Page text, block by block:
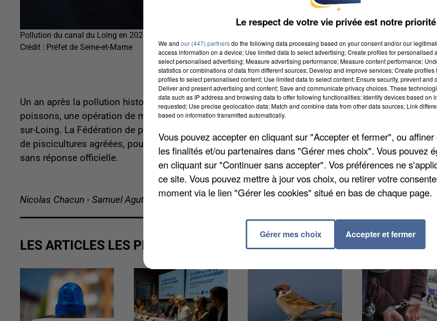
Pollution du canal du Loing en 2024
Crédit : Préfet de Seine-et-Marne
Un an après la pollution historique du canal du Loing qui avait causé la mort de sept tonnes de
poissons, une opération de massive de lâcher de poissons est prévue pour ce 3 décembre
sur-Loing. La Fédération de pêche de Seine-et-Marne va introduire trois tonnes de poissons
de piscicultures agréées, pour un coût de 20.000 euros. L'enquête sur l'origine de cette pollution
sans réponse officielle.
Nicolas Chacun - Samuel Agutter
LES ARTICLES LES PLUS VUS
Le respect de votre vie privée est notre priorité
We and our (447) partnersdo the following data processing based on your consent and/or our
access information on a device; Use limited data to select advertising; Create profiles for personalised
select personalised advertising; Measure advertising performance; Measure content performance;
statistics or combinations of data from different sources; Develop and improve services; Create
profiles to select personalised content; Use limited data to select content; Ensure security, prevent and
Deliver and present advertising and content; Save and communicate privacy choices. These
data such as IP address and browsing data to offer following functionalities: Identify devices based on
requested; Use precise geolocation data; Match and combine data from other data sources; Link
based on information transmitted automatically.
Vous pouvez accepter en cliquant sur "Accepter et fermer", ou
les finalités et/ou partenaires dans "Gérer mes choix". Vous pouvez
en cliquant sur "Continuer sans accepter". Vos préférences ne
ce site. Vous pouvez mettre à jour vos choix, ou retirer votre
moment via le lien "Gérer les cookies" situé en bas de chaque page.
Gérer mes choix Accepter et fermer